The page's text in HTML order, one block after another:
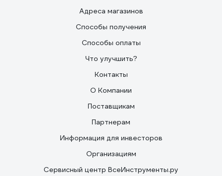
Адреса магазинов
Способы получения
Способы оплаты
Что улучшить?
Контакты
О Компании
Поставщикам
Партнерам
Информация для инвесторов
Организациям
Сервисный центр ВсеИнструменты.ру